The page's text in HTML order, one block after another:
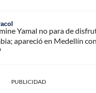
Yamal no para de
apareció en Medellín
PUBLICIDAD